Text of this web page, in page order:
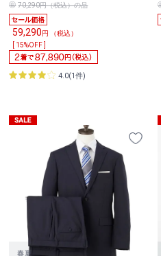
70,290円（税込）の品
59,290円 （税込）
[ 15%OFF ]
4.0(1件)